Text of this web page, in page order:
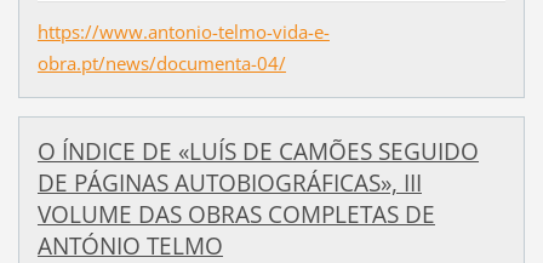
https://www.antonio-telmo-vida-e-
obra.pt/news/documenta-04/
O ÍNDICE DE «LUÍS DE CAMÕES SEGUIDO
DE PÁGINAS AUTOBIOGRÁFICAS», III
VOLUME DAS OBRAS COMPLETAS DE
ANTÓNIO TELMO